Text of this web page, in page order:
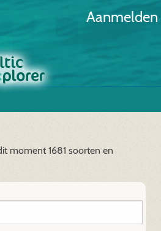
Aanmelden
moment 1681 soorten en